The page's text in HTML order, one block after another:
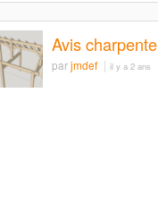
Avis charpente
parjmdef il y a 2 ans